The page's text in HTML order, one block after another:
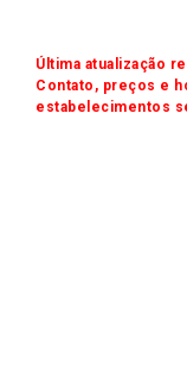
Última atualização
Contato, preços e
estabelecimentos